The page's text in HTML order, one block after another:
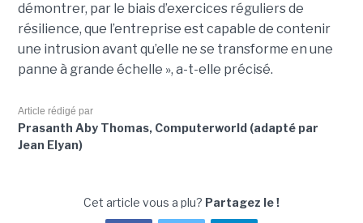
démontrer, par le biais d’exercices réguliers de
résilience, que l’entreprise est capable de contenir
une intrusion avant qu’elle ne se transforme en une
panne à grande échelle », a-t-elle précisé.
Article rédigé par
Prasanth Aby Thomas, Computerworld (adapté par
Jean Elyan)
Cet article vous a plu? Partagez le !